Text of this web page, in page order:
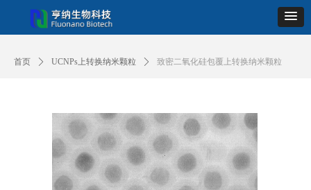
首页 ꄲ UCNPs上转换纳米颗粒 ꄲ 致密二氧化硅包覆上转换纳米颗粒